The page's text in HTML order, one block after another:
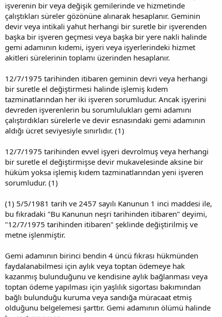
işverenin bir veya değişik gemilerinde ve hizmetinde
çalıştıkları süreler gözönüne alınarak hesaplanır. Geminin
devir veya intikali yahut herhangi bir suretle bir işverenden
başka bir işveren geçmesi veya başka bir yere nakli halinde
gemi adamının kıdemi, işyeri veya işyerlerindeki hizmet
akitleri sürelerinin toplamı üzerinden hesaplanır.
12/7/1975 tarihinden itibaren geminin devri veya herhangi
bir suretle el değiştirmesi halinde işlemiş kıdem
tazminatlarından her iki işveren sorumludur. Ancak işyerini
devreden işverenlerin bu sorumlulukları gemi adamını
çalıştırdıkları sürelerle ve devir esnasındaki gemi adamının
aldığı ücret seviyesiyle sınırlıdır. (1)
12/7/1975 tarihinden evvel işyeri devrolmuş veya herhangi
bir suretle el değiştirmişse devir mukavelesinde aksine bir
hüküm yoksa işlemiş kıdem tazminatlarından yeni işveren
sorumludur. (1)
(1) 5/5/1981 tarih ve 2457 sayılı Kanunun 1 inci maddesi ile,
bu fıkradaki "Bu Kanunun neşri tarihinden itibaren" deyimi,
"12/7/1975 tarihinden itibaren" şeklinde değiştirilmiş ve
metne işlenmiştir.
Gemi adamının birinci bendin 4 üncü fıkrası hükmünden
faydalanabilmesi için aylık veya toptan ödemeye hak
kazanmış bulunduğunu ve kendisine aylık bağlanması veya
toptan ödeme yapılması için yaşlılık sigortası bakımından
bağlı bulunduğu kuruma veya sandığa müracaat etmiş
olduğunu belgelemesi şarttır. Gemi adamının ölümü halinde